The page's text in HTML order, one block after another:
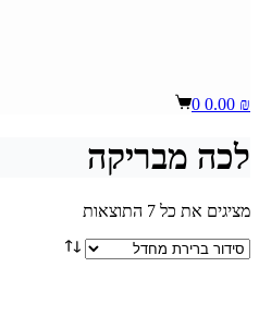
Shopping
0.00 ₪
0
לכה מבריקה
מציגים את כל ⁦7⁩ התוצאות